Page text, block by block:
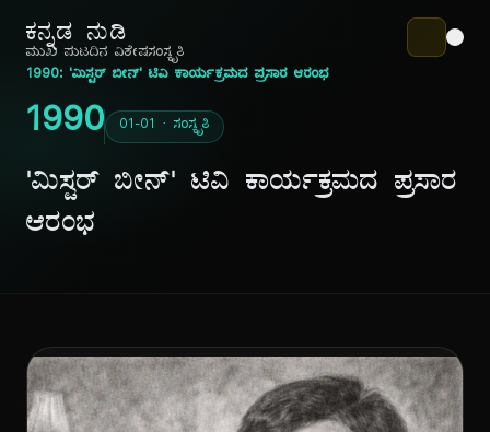
ಕನ್ನಡ ನುಡಿ
ಮುಖ ಪುಟದಿನ ವಿಶೇಷಸಂಸ್ಕೃತಿ
1990: 'ಮಿಸ್ಟರ್ ಬೀನ್' ಟಿವಿ ಕಾರ್ಯಕ್ರಮದ ಪ್ರಸಾರ ಆರಂಭ
1990 01-01 · ಸಂಸ್ಕೃತಿ
'ಮಿಸ್ಟರ್ ಬೀನ್' ಟಿವಿ ಕಾರ್ಯಕ್ರಮದ ಪ್ರಸಾರ
ಆರಂಭ